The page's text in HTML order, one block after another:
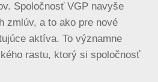
Spoločnosť VGP navyše
zmlúv, a to ako pre nové
aktíva. To významne
rastu, ktorý si spoločnosť